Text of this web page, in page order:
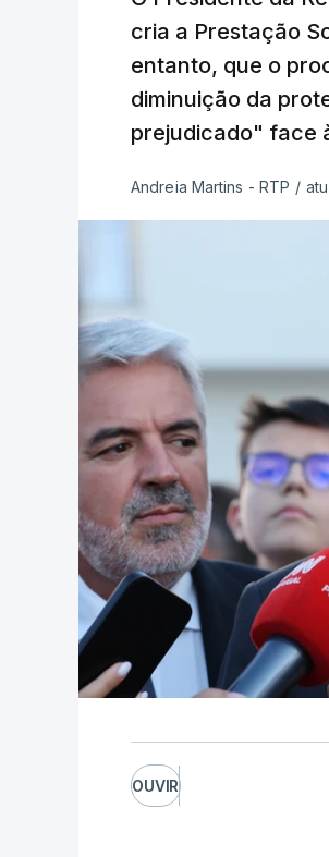
cria a Prestação
entanto, que o
diminuição da
prejudicado" face
Andreia Martins - RTP /
OUVIR